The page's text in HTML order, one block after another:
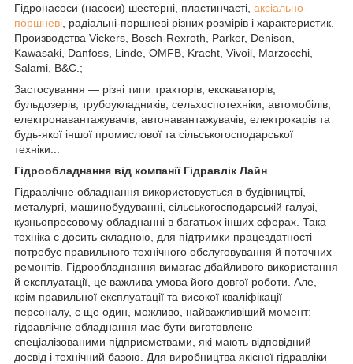
Гідронасоси (насоси) шестерні, пластинчасті, аксіально-
поршневі , радіальні-поршневі різних розмірів і характеристик.
Производства Vickers, Bosch-Rexroth, Parker, Denison,
Kawasaki, Danfoss, Linde, OMFB, Kracht, Vivoil, Marzocchi,
Salami, B&C.;
Застосування — різні типи тракторів, екскаваторів,
бульдозерів, трубоукладників, сельхоспотехніки, автомобілів,
електронавантажувачів, автонавантажувачів, електрокарів та
будь-якої іншої промислової та сільськогосподарської
техніки...
Гідрообладнання від компанії Гідравлік Лайн
Гідравлічне обладнання використовується в будівництві,
металургі, машинобудуванні, сільськогосподарській галузі,
кузньопресовому обладнанні в багатьох інших сферах. Така
техніка є досить складною, для підтримки працездатності
потребує правильного технічного обслуговування й поточних
ремонтів. Гідрообладнання вимагає дбайливого використання
й експлуатації, це важлива умова його довгої роботи. Але,
крім правильної експлуатації та високої кваліфікації
персоналу, є ще один, можливо, найважливіший момент:
гідравлічне обладнання має бути виготовлене
спеціалізованими підприємствами, які мають відповідний
досвід і технічний базою. Для виробництва якісної гідравліки